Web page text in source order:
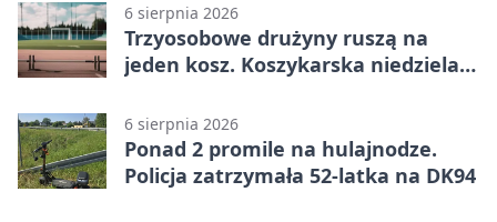
6 sierpnia 2026
Trzyosobowe drużyny ruszą na
jeden kosz. Koszykarska niedziela
6 sierpnia 2026
Ponad 2 promile na hulajnodze.
Policja zatrzymała 52-latka na DK94